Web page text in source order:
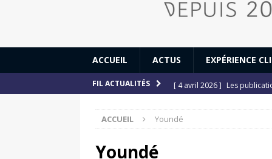
ACCUEIL ACTUS EXPÉRIENCE
FIL ACTUALITÉS [ 4 avril 2026 ] Les
[ 12 juillet 2025 ]
ACCUEIL Youndé
Youndé